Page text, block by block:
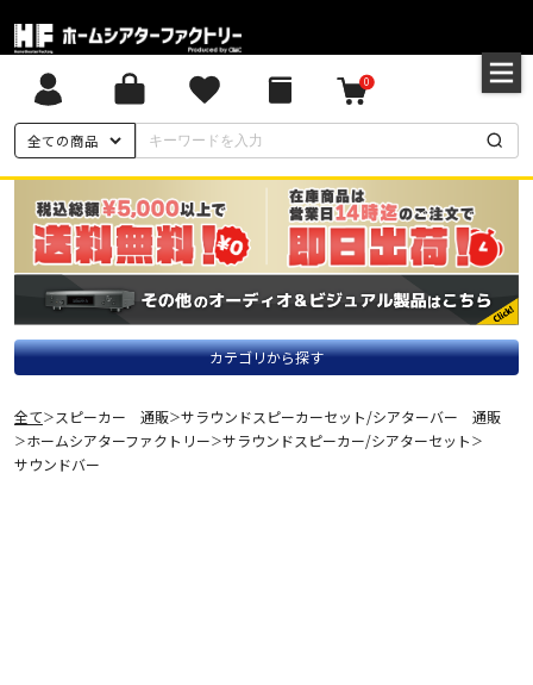
全ての商品
0
カテゴリから探す
全て＞ スピーカー 通販＞サラウンドスピーカーセット/シアターバー 通販
＞ホームシアターファクトリー＞サラウンドスピーカー/シアターセット ＞
サウンドバー